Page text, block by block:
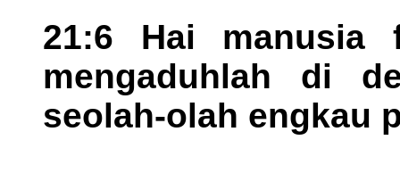
21:6 Hai manusia
mengaduhlah di
seolah-olah engkau